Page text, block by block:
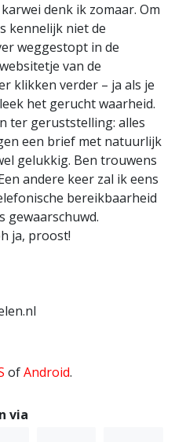
denk ik zomaar. Om
kennelijk niet de
weggestopt in de
van de
klikken verder – ja als je
het gerucht waarheid.
ter geruststelling: alles
een brief met natuurlijk
gelukkig. Ben trouwens
andere keer zal ik eens
bereikbaarheid
gewaarschuwd.
ja, proost!
ofAndroid.
via